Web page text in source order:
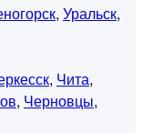
, Уральск,
, Чита,
, Черновцы,